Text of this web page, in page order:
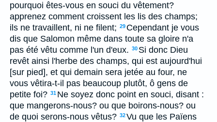
pourquoi êtes-vous en souci du vêtement?
apprenez comment croissent les lis des champs;
ils ne travaillent, ni ne filent; 29 Cependant je vous
dis que Salomon même dans toute sa gloire n'a
pas été vêtu comme l'un d'eux. 30 Si donc Dieu
revêt ainsi l'herbe des champs, qui est aujourd'hui
[sur pied], et qui demain sera jetée au four, ne
vous vêtira-t-il pas beaucoup plutôt, ô gens de
petite foi? 31 Ne soyez donc point en souci, disant :
que mangerons-nous? ou que boirons-nous? ou
de quoi serons-nous vêtus? 32Vu que les Païens